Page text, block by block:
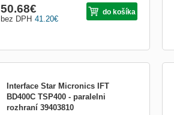
41.20€
bez DPH
50.68€ do košíka
Interface Star Micronics IFT
BD400C TSP400 - paralelni
rozhraní 39403810